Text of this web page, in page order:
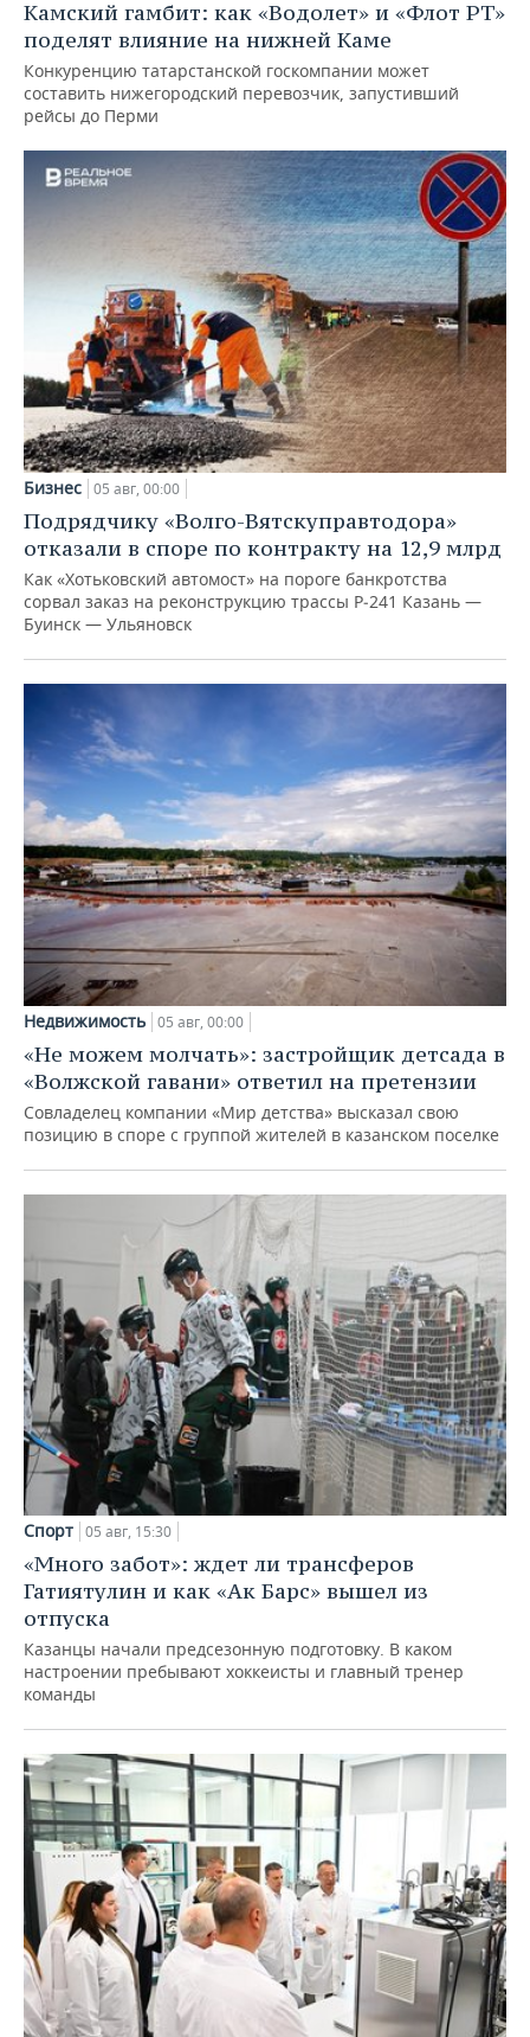
Камский гамбит: как «Водолет» и «Флот РТ»
поделят влияние на нижней Каме
Конкуренцию татарстанской госкомпании может
составить нижегородский перевозчик, запустивший
рейсы до Перми
Бизнес 05 авг, 00:00
Подрядчику «Волго-Вятскуправтодора»
отказали в споре по контракту на 12,9 млрд
Как «Хотьковский автомост» на пороге банкротства
сорвал заказ на реконструкцию трассы Р‑241 Казань —
Буинск — Ульяновск
Недвижимость 05 авг, 00:00
«Не можем молчать»: застройщик детсада в
«Волжской гавани» ответил на претензии
Совладелец компании «Мир детства» высказал свою
позицию в споре с группой жителей в казанском поселке
Спорт 05 авг, 15:30
«Много забот»: ждет ли трансферов
Гатиятулин и как «Ак Барс» вышел из
отпуска
Казанцы начали предсезонную подготовку. В каком
настроении пребывают хоккеисты и главный тренер
команды